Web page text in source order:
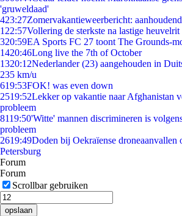
'gruweldaad'
423:27Zomervakantieweerbericht:
1 22:57Vollering de sterkste na lastige heuvelrit
320:59EA Sports FC 27 toont The Grounds-
1420:46Long live the 7th of October
1320:12Nederlander (23) aangehouden in
235 km/u
619:53FOK! was even down
2519:52Lekker op vakantie naar Afghanistan
probleem
8119:50'Witte' mannen discrimineren is
probleem
2619:49Doden bij Oekraïense droneaanvallen
Petersburg
Forum
Forum
Scrollbar gebruiken
opslaan